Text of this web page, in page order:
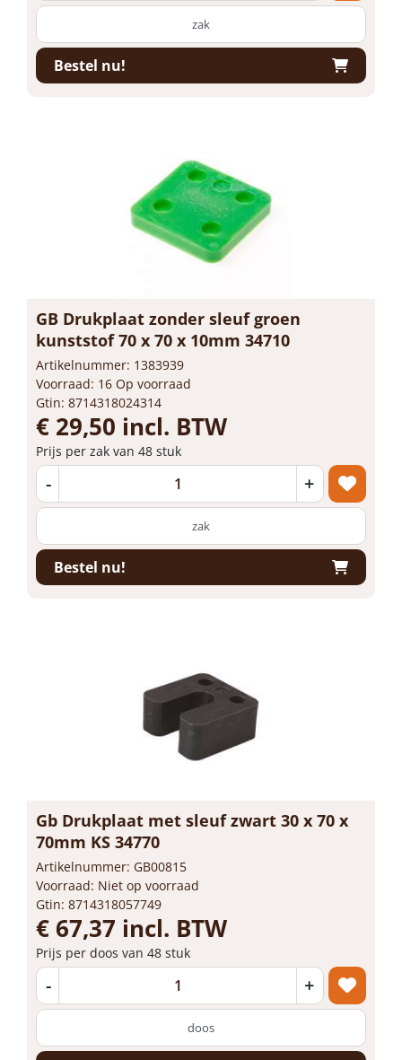
zak
Bestel nu!
GB Drukplaat zonder sleuf groen
kunststof 70 x 70 x 10mm 34710
Artikelnummer: 1383939
Voorraad: 16 Op voorraad
Gtin: 8714318024314
€ 29,50 incl. BTW
Prijs per zak van 48 stuk
- +
zak
Bestel nu!
Gb Drukplaat met sleuf zwart 30 x 70 x
70mm KS 34770
Artikelnummer: GB00815
Voorraad: Niet op voorraad
Gtin: 8714318057749
€ 67,37 incl. BTW
Prijs per doos van 48 stuk
- +
doos